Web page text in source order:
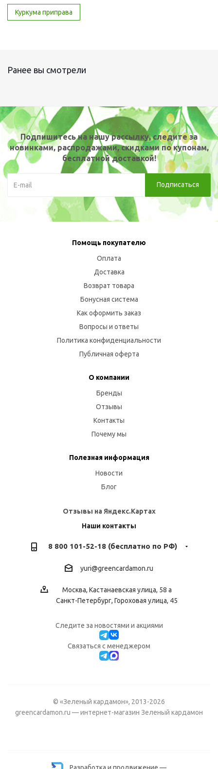
Куркума приправа
Ранее вы смотрели
Подпишитесь на нашу рассылку, следите за
новинками, распродажами, скидками по купонам,
бесплатной доставкой!
Помощь покупателю
Оплата
Доставка
Возврат товара
Бонусная система
Как оформить заказ
Вопросы и ответы
Политика конфиденциальности
Публичная оферта
О компании
Бренды
Отзывы
Контакты
Почему мы
Полезная информация
Новости
Блог
Отзывы на Яндекс.Картах
Наши контакты
8 800 101-52-18 (бесплатно по РФ)
yuri@greencardamon.ru
Москва, Кастанаевская улица, 58 а
Санкт-Петербург, Гороховая улица, 45
Следите за новостями и акциями
Cвязаться с менеджером
© «Зеленый кардамон», 2013-2026
greencardamon.ru — интернет-магазин Зеленый кардамон
Разработка и продвижение —